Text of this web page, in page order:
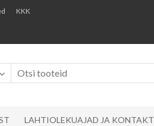
KKK
LAHTIOLEKUAJAD JA KONTAKT